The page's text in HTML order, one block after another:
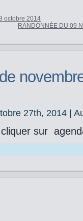
octobre 2014
RANDONNÉE DU 09
27th, 2014 |
cliquer sur